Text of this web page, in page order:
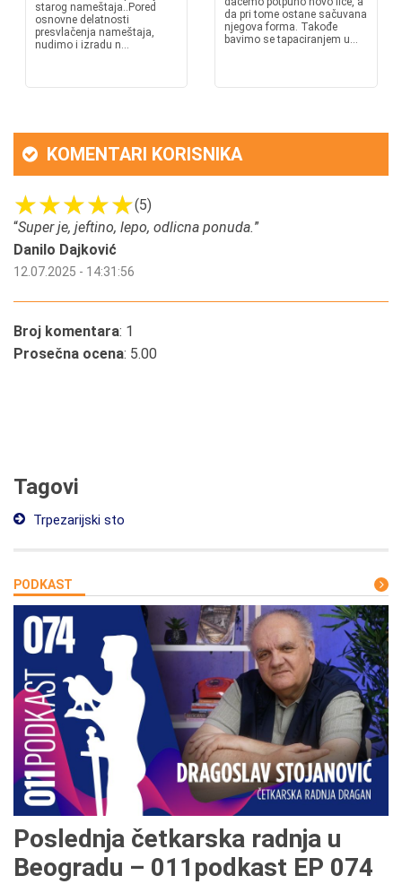
starog nameštaja..Pored
osnovne delatnosti
presvlačenja nameštaja,
nudimo i izradu n...
da pri tome ostane sačuvana
njegova forma. Takođe
bavimo se tapaciranjem u...
KOMENTARI KORISNIKA
(5)
“Super je, jeftino, lepo, odlicna ponuda.”
Danilo Dajković
12.07.2025 - 14:31:56
Broj komentara: 1
Prosečna ocena: 5.00
Tagovi
Trpezarijski sto
PODKAST
Poslednja četkarska radnja u
Beogradu – 011podkast EP 074